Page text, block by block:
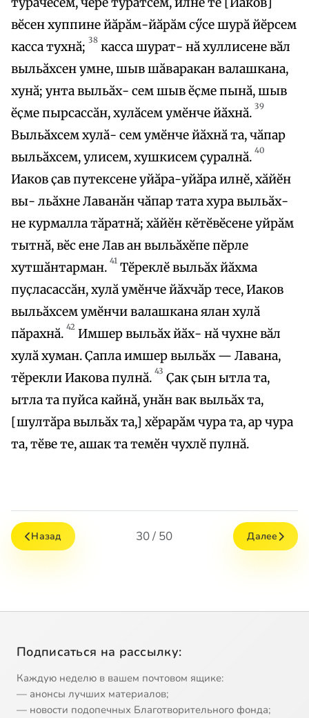
вӗсен хуппине йӑрӑм-йӑрӑм сӳсе шурӑ йӗрсем
касса тухнӑ; 38 касса шурат- нӑ хуллисене вӑл
выльӑхсен умне, шыв шӑваракан валашкана,
хунӑ; унта выльӑх- сем шыв ӗҫме пынӑ, шыв
ӗҫме пырсассӑн, хулӑсем умӗнче йӑхнӑ. 39
Выльӑхсем хулӑ- сем умӗнче йӑхнӑ та, чӑпар
выльӑхсем, улисем, хушкисем ҫуралнӑ. 40
Иаков ҫав путексене уйӑра-уйӑра илнӗ, хӑйӗн
вы- льӑхне Лаванӑн чӑпар тата хура выльӑх-
не курмалла тӑратнӑ; хӑйӗн кӗтӗвӗсене уйрӑм
тытнӑ, вӗс ене Лав ан выльӑхӗпе пӗрле
хутшӑнтарман. 41 Тӗреклӗ выльӑх йӑхма
пуҫласассӑн, хулӑ умӗнче йӑхчӑр тесе, Иаков
выльӑхсем умӗнчи валашкана ялан хулӑ
пӑрахнӑ. 42 Имшер выльӑх йӑх- нӑ чухне вӑл
хулӑ хуман. Ҫапла имшер выльӑх — Лавана,
тӗрекли Иакова пулнӑ. 43 Ҫак ҫын ытла та,
ытла та пуйса кайнӑ, унӑн вак выльӑх та,
[шултӑра выльӑх та,] хӗрарӑм чура та, ар чура
та, тӗве те, ашак та темӗн чухлӗ пулнӑ.
Назад 30 / 50 Далее
Подписаться на рассылку:
Каждую неделю в вашем почтовом ящике:
— анонсы лучших материалов;
— новости подопечных Благотворительного фонда;